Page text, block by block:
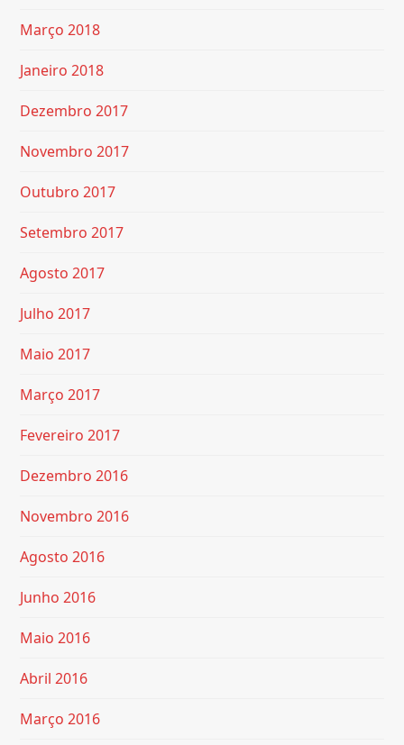
Março 2018
Janeiro 2018
Dezembro 2017
Novembro 2017
Outubro 2017
Setembro 2017
Agosto 2017
Julho 2017
Maio 2017
Março 2017
Fevereiro 2017
Dezembro 2016
Novembro 2016
Agosto 2016
Junho 2016
Maio 2016
Abril 2016
Março 2016